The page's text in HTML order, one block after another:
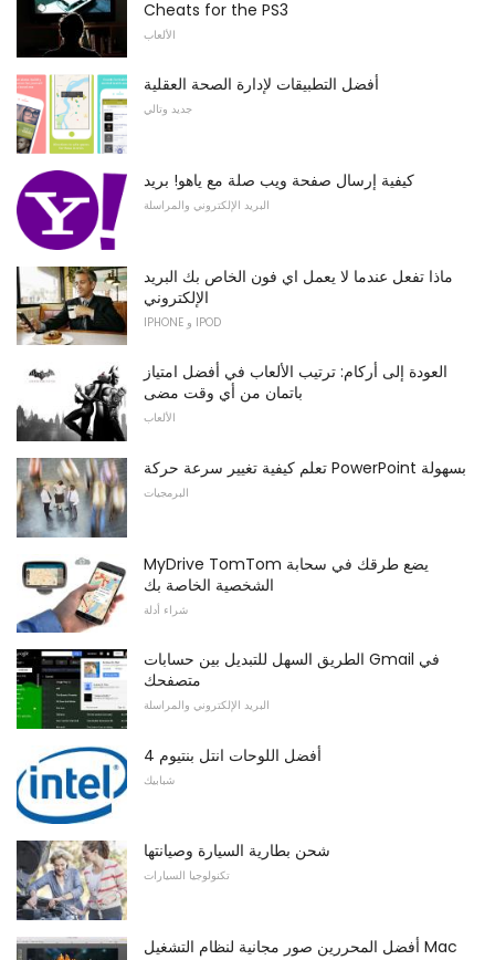
Cheats for the PS3
الألعاب
أفضل التطبيقات لإدارة الصحة العقلية
جديد وتالي
كيفية إرسال صفحة ويب صلة مع ياهو! بريد
البريد الإلكتروني والمراسلة
ماذا تفعل عندما لا يعمل اي فون الخاص بك البريد
الإلكتروني
IPHONE و IPOD
العودة إلى أركام: ترتيب الألعاب في أفضل امتياز
باتمان من أي وقت مضى
الألعاب
تعلم كيفية تغيير سرعة حركة PowerPoint بسهولة
البرمجيات
MyDrive TomTom يضع طرقك في سحابة
الشخصية الخاصة بك
شراء أدلة
الطريق السهل للتبديل بين حسابات Gmail في
متصفحك
البريد الإلكتروني والمراسلة
أفضل اللوحات انتل بنتيوم 4
شبابيك
شحن بطارية السيارة وصيانتها
تكنولوجيا السيارات
أفضل المحررين صور مجانية لنظام التشغيل Mac